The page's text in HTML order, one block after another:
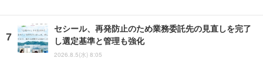
セシール、再発防止のため業務委託先の見直しを完了
し選定基準と管理も強化
2026.8.5(水) 8:05